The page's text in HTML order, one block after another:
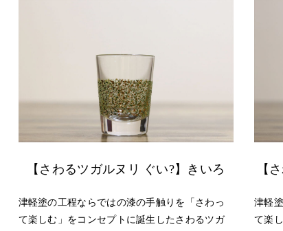
【さわるツガルヌリ ぐい?】きいろ
津軽塗の工程ならではの漆の手触りを「さわっ
て楽しむ」をコンセプトに誕生したさわるツガ
【
津軽
て楽